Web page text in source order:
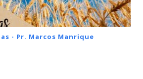
- Pr. Marcos Manrique